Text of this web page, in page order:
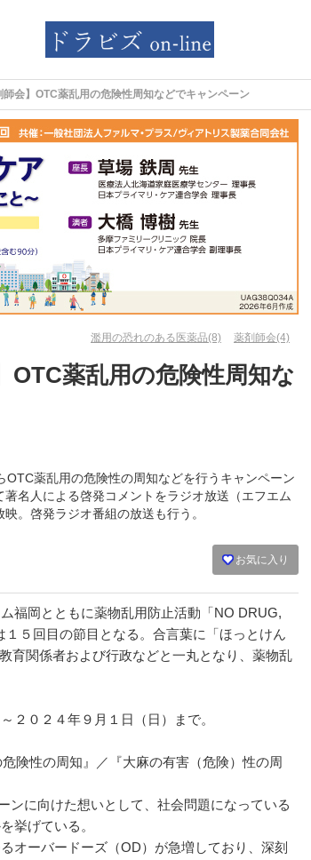
師会】OTC薬乱用の危険性周知などでキャンペーン
濫用の恐れのある医薬品(8) 薬剤師会(4)
OTC薬乱用の危険性周知な
OTC薬乱用の危険性の周知などを行うキャンペーン
名人による啓発コメントをラジオ放送（エフエム
。啓発ラジオ番組の放送も行う。
お気に入り
福岡とともに薬物乱用防止活動「NO DRUG,
５回目の節目となる。合言葉に「ほっとけん
育関係者および行政などと一丸となり、薬物乱
２０２４年９月１日（日）まで。
険性の周知』／『大麻の有害（危険）性の周
に向けた想いとして、社会問題になっている
挙げている。
オーバードーズ（OD）が急増しており、深刻